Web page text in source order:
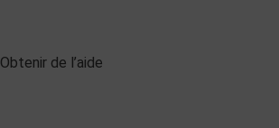
Obtenir de l’aide